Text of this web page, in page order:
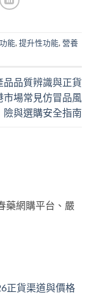
能,提升性功能,營養
品品質辨識與正貨
市場常見仿冒品風
險與選購安全指南
藥網購平台、嚴
正貨渠道與價格